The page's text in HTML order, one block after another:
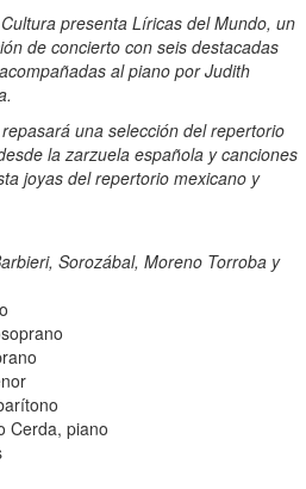
presenta Líricas del Mundo, un
de concierto con seis destacadas
al piano por Judith
una selección del repertorio
la zarzuela española y canciones
joyas del repertorio mexicano y
Sorozábal, Moreno Torroba y
Cerda, piano